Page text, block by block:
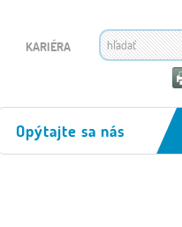
KARIÉRA
Opýtajte sa nás